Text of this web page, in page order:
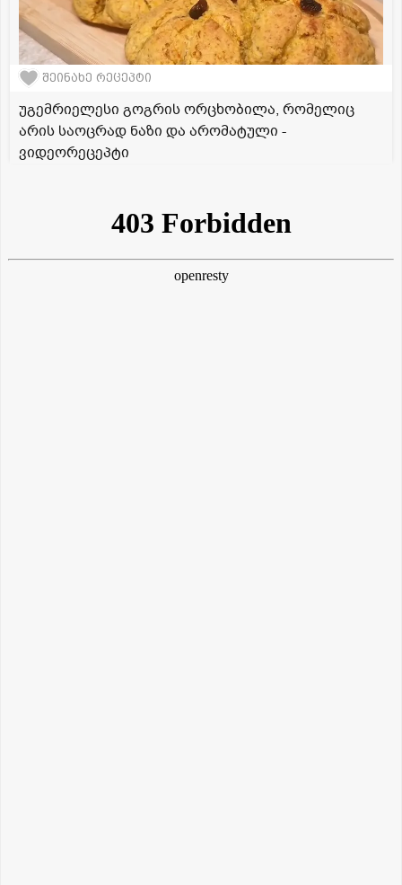
შეინახე რეცეპტი
უგემრიელესი გოგრის ორცხობილა, რომელიც
არის საოცრად ნაზი და არომატული -
ვიდეორეცეპტი